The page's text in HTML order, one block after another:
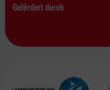
Gefördert durch